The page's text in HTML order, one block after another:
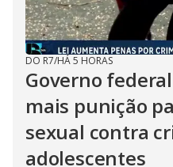
DO R7/HÁ 5 HORAS
Governo
mais punição
sexual contra
adolescentes